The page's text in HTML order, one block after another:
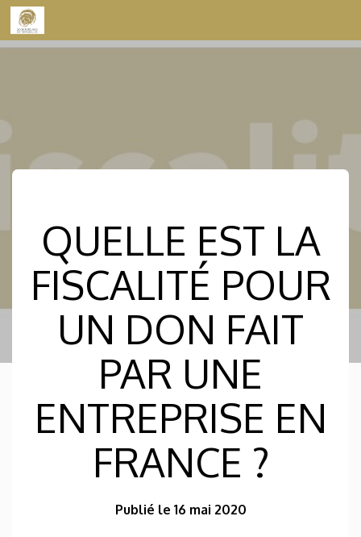
Skip to content
QUELLE EST LA
FISCALITÉ POUR
UN DON FAIT
PAR UNE
ENTREPRISE EN
FRANCE ?
Publié le 16 mai 2020